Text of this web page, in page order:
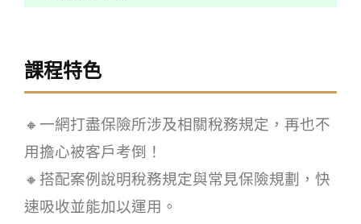
課程特色
🔸一網打盡保險所涉及相關稅務規定，再也不
用擔心被客戶考倒！
🔸搭配案例說明稅務規定與常見保險規劃，快
速吸收並能加以運用。